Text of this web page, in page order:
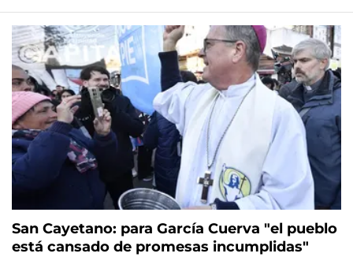
San Cayetano: para García Cuerva "el pueblo
está cansado de promesas incumplidas"